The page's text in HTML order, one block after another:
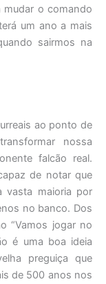
o comando
um ano a mais
sairmos na
ao ponto de
nossa
falcão real.
de notar que
vasta maioria por
no banco. Dos
“Vamos jogar no
é uma boa ideia
preguiça que
de 500 anos nos